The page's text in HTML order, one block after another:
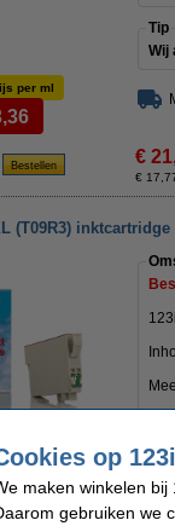
Tip
Wij
per ml
€
€
(T09R3)
op
maken winkelen bij
gebruiken we